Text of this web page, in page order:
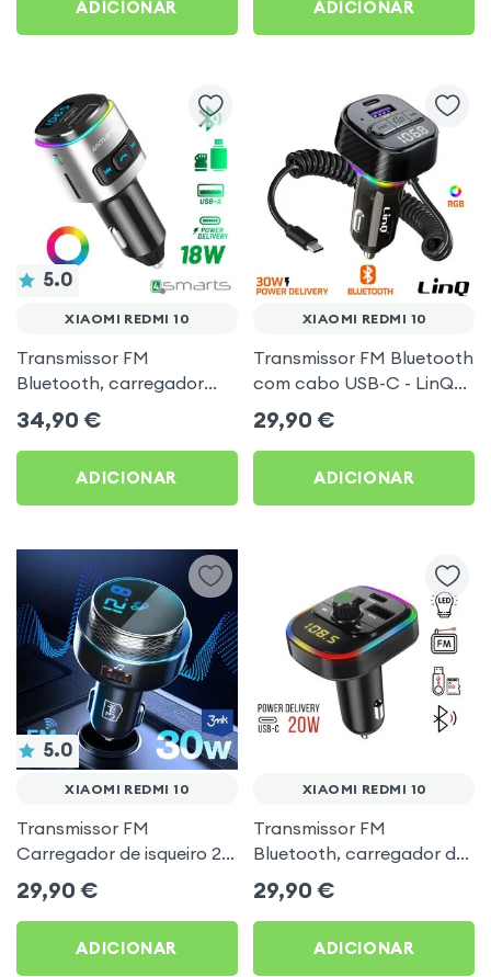
ADICIONAR ADICIONAR
5.0
XIAOMI REDMI 10
Transmissor FM
Bluetooth, carregador
isqueiro USB / USB-C, Kit
mãos livres Multifunção -
4smarts
34,90 €
ADICIONAR
XIAOMI REDMI 10
Transmissor FM Bluetooth
com cabo USB-C - LinQ
para Xiaomi Redmi 10
29,90 €
ADICIONAR
5.0
XIAOMI REDMI 10
Transmissor FM
Carregador de isqueiro 2x
USB MicroSD 3mk Preto
para Xiaomi Redmi 10
29,90 €
ADICIONAR
XIAOMI REDMI 10
Transmissor FM
Bluetooth, carregador de
automóvel USB / USB-C,
C4 - Preto para Xiaomi
Redmi 10
29,90 €
ADICIONAR